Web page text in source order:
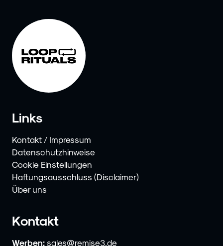
Links
Kontakt / Impressum
Datenschutzhinweise
Cookie Einstellungen
Haftungsausschluss (Disclaimer)
Über uns
Kontakt
Werben: sales@remise3.de